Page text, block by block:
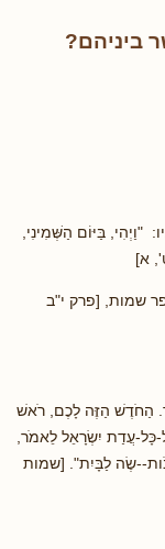
ביניהם?
בַּיּוֹם הַשְּׁמִינִי,
א]
שמות, [פרק י"ב
הַחֹדֶשׁ הַזֶּה לָכֶם, רֹאשׁ
כָּל-עֲדַת יִשְׂרָאֵל לֵאמֹר,
שֶׂה לַבָּיִת". [שמות